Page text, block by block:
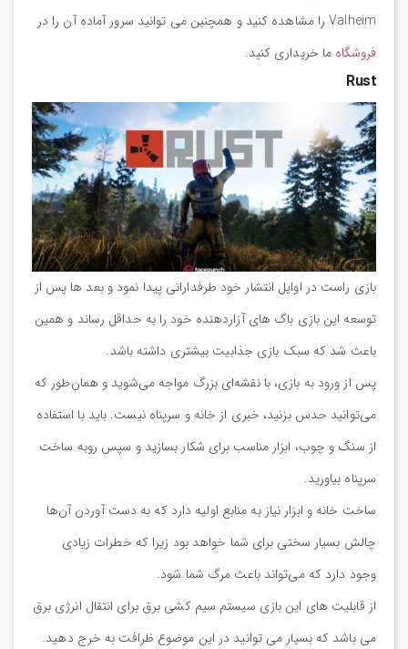
Valheim را مشاهده کنید و همچنین می توانید سرور آماده آن را در
فروشگاه ما خریداری کنید.
Rust
بازی راست در اوایل انتشار خود طرفدارانی پیدا نمود و بعد ها پس از
توسعه این بازی باگ های آزاردهنده خود را به حداقل رساند و همین
باعث شد که سبک بازی جذابیت بیشتری داشته باشد.
پس از ورود به بازی، با نقشه‌ای بزرگ مواجه می‌شوید و همان‌طور که
می‌توانید حدس بزنید، خبری از خانه و سرپناه نیست. باید با استفاده
از سنگ و چوب، ابزار مناسب برای شکار بسازید و سپس روبه ساخت
سرپناه بیاورید.
ساخت خانه و ابزار نیاز به منابع اولیه دارد که به دست آوردن آن‌ها
چالش بسیار سختی برای شما خواهد بود زیرا که خطرات زیادی
وجود دارد که می‌تواند باعث مرگ شما شود.
از قابلیت های این بازی سیستم سیم کشی برق برای انتقال انرژی برق
می باشد که بسیار می توانید در این موضوع ظرافت به خرج دهید.